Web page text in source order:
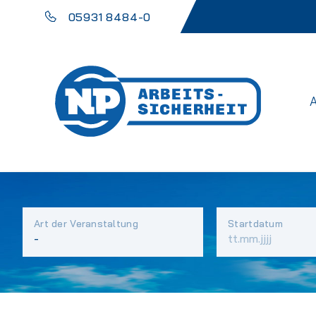
05931 8484-0
Vorhandene
Felder
Art der Veranstaltung Startdatum